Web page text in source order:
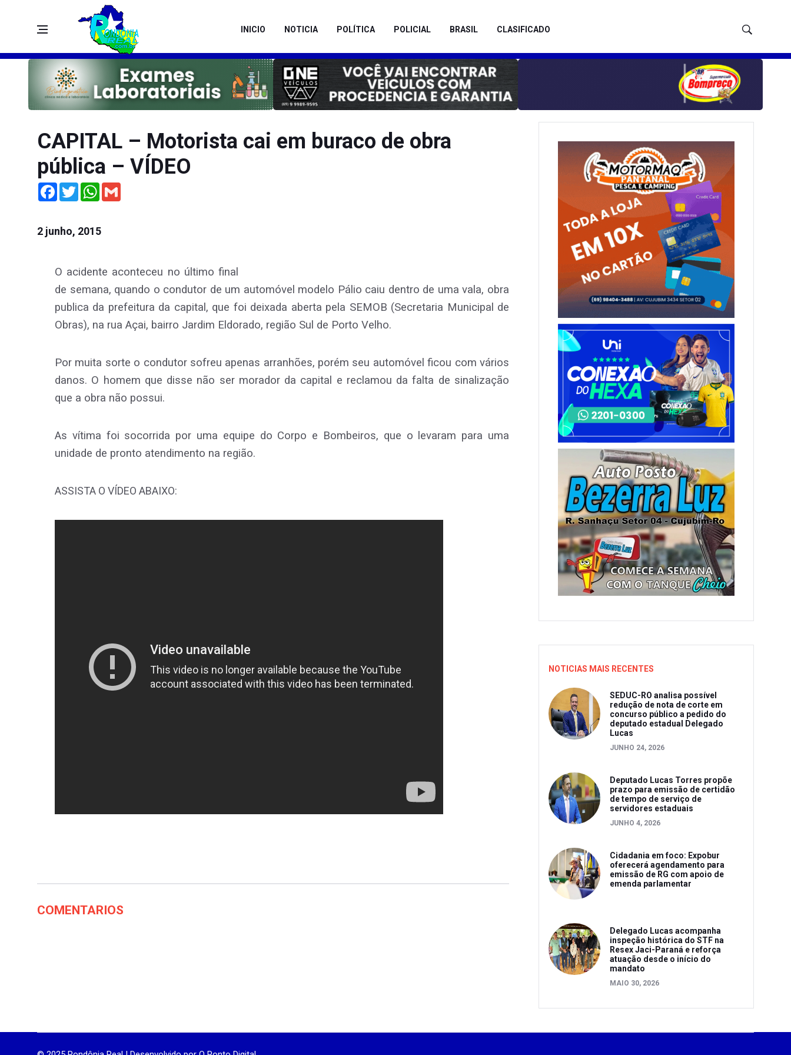
INICIO NOTICIA POLÍTICA POLICIAL BRASIL CLASIFICADO
CAPITAL – Motorista cai em buraco de obra
pública – VÍDEO
Facebook
TwitterWhatsApp
2 junho, 2015
O acidente aconteceu no último final
de semana, quando o condutor de um automóvel modelo Pálio caiu dentro de uma vala, obra
publica da prefeitura da capital, que foi deixada aberta pela SEMOB (Secretaria Municipal de
Obras), na rua Açai, bairro Jardim Eldorado, região Sul de Porto Velho.
Por muita sorte o condutor sofreu apenas arranhões, porém seu automóvel ficou com vários
danos. O homem que disse não ser morador da capital e reclamou da falta de sinalização
que a obra não possui.
As vítima foi socorrida por uma equipe do Corpo e Bombeiros, que o levaram para uma
unidade de pronto atendimento na região.
ASSISTA O VÍDEO ABAIXO:
COMENTARIOS
NOTICIAS MAIS RECENTES
SEDUC-RO analisa possível
redução de nota de corte em
concurso público a pedido do
deputado estadual Delegado
Lucas
JUNHO 24, 2026
Deputado Lucas Torres propõe
prazo para emissão de certidão
de tempo de serviço de
servidores estaduais
JUNHO 4, 2026
Cidadania em foco: Expobur
oferecerá agendamento para
emissão de RG com apoio de
emenda parlamentar
Delegado Lucas acompanha
inspeção histórica do STF na
Resex Jaci-Paraná e reforça
atuação desde o início do
mandato
MAIO 30, 2026